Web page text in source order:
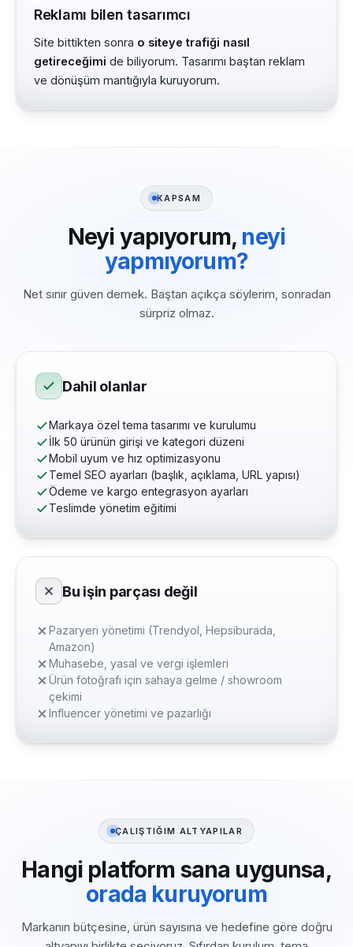
Reklamı bilen tasarımcı
Site bittikten sonra o siteye trafiği nasıl
getireceğimi de biliyorum. Tasarımı baştan reklam
ve dönüşüm mantığıyla kuruyorum.
KAPSAM
Neyi yapıyorum, neyi
yapmıyorum?
Net sınır güven demek. Baştan açıkça söylerim, sonradan
sürpriz olmaz.
Dahil olanlar
Markaya özel tema tasarımı ve kurulumu
İlk 50 ürünün girişi ve kategori düzeni
Mobil uyum ve hız optimizasyonu
Temel SEO ayarları (başlık, açıklama, URL yapısı)
Ödeme ve kargo entegrasyon ayarları
Teslimde yönetim eğitimi
Bu işin parçası değil
Pazaryeri yönetimi (Trendyol, Hepsiburada,
Amazon)
Muhasebe, yasal ve vergi işlemleri
Ürün fotoğrafı için sahaya gelme / showroom
çekimi
Influencer yönetimi ve pazarlığı
ÇALIŞTIĞIM ALTYAPILAR
Hangi platform sana uygunsa,
orada kuruyorum
Markanın bütçesine, ürün sayısına ve hedefine göre doğru